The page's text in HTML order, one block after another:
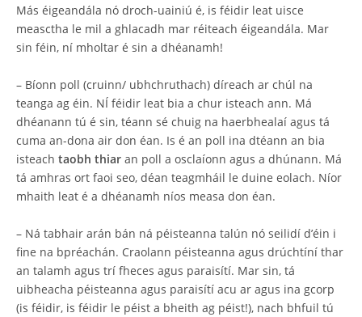
Más éigeandála nó droch-uainiú é, is féidir leat uisce
measctha le mil a ghlacadh mar réiteach éigeandála. Mar
sin féin, ní mholtar é sin a dhéanamh!
– Bíonn poll (cruinn/ ubhchruthach) díreach ar chúl na
teanga ag éin. NÍ féidir leat bia a chur isteach ann. Má
dhéanann tú é sin, téann sé chuig na haerbhealaí agus tá
cuma an-dona air don éan. Is é an poll ina dtéann an bia
isteach taobh thiar an poll a osclaíonn agus a dhúnann. Má
tá amhras ort faoi seo, déan teagmháil le duine eolach. Níor
mhaith leat é a dhéanamh níos measa don éan.
– Ná tabhair arán bán ná péisteanna talún nó seilidí d’éin i
fine na bpréachán. Craolann péisteanna agus drúchtíní thar
an talamh agus trí fheces agus paraisítí. Mar sin, tá
uibheacha péisteanna agus paraisítí acu ar agus ina gcorp
(is féidir, is féidir le péist a bheith ag péist!), nach bhfuil tú